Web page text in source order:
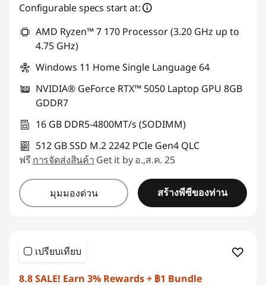
Configurable specs start at:
AMD Ryzen™ 7 170 Processor (3.20 GHz up to
4.75 GHz)
Windows 11 Home Single Language 64
NVIDIA® GeForce RTX™ 5050 Laptop GPU 8GB
GDDR7
16 GB DDR5-4800MT/s (SODIMM)
512 GB SSD M.2 2242 PCIe Gen4 QLC
ฟรี การจัดส่งสินค้า Get it by อ.,ส.ค. 25
มุมมองด่วน สร้างพีซีของท่าน
เปรียบเทียบ
8.8 SALE! Earn 3% Rewards + ฿1 Bundle